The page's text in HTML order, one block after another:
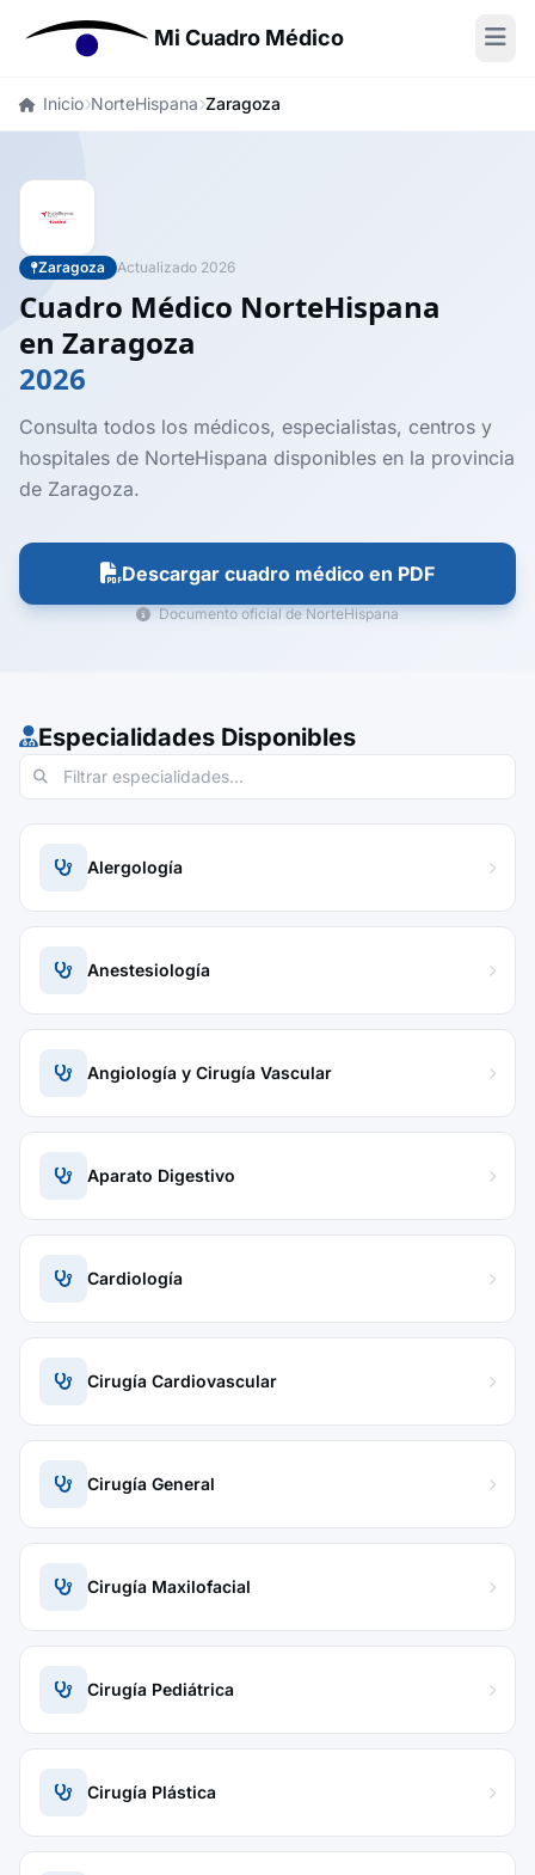
Mi Cuadro Médico
Inicio NorteHispana Zaragoza
Zaragoza Actualizado 2026
Cuadro Médico NorteHispana
en Zaragoza
2026
Consulta todos los médicos, especialistas, centros y
hospitales de NorteHispana disponibles en la provincia
de Zaragoza.
Descargar cuadro médico en PDF
Documento oficial de NorteHispana
Especialidades Disponibles
Alergología
Anestesiología
Angiología y Cirugía Vascular
Aparato Digestivo
Cardiología
Cirugía Cardiovascular
Cirugía General
Cirugía Maxilofacial
Cirugía Pediátrica
Cirugía Plástica